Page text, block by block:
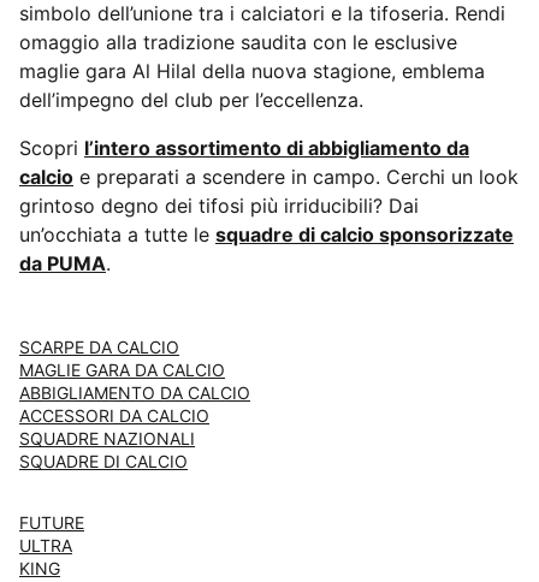
simbolo dell’unione tra i calciatori e la tifoseria. Rendi
omaggio alla tradizione saudita con le esclusive
maglie gara Al Hilal della nuova stagione, emblema
dell’impegno del club per l’eccellenza.
Scopri l’intero assortimento di abbigliamento da
calcio e preparati a scendere in campo. Cerchi un look
grintoso degno dei tifosi più irriducibili? Dai
un’occhiata a tutte le squadre di calcio sponsorizzate
da PUMA.
SCARPE DA CALCIO
MAGLIE GARA DA CALCIO
ABBIGLIAMENTO DA CALCIO
ACCESSORI DA CALCIO
SQUADRE NAZIONALI
SQUADRE DI CALCIO
FUTURE
ULTRA
KING